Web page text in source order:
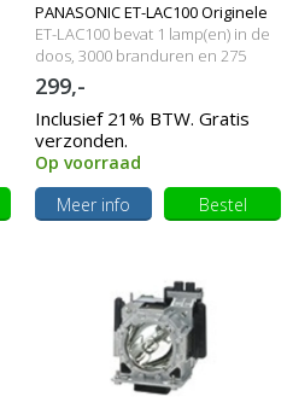
PANASONIC ET-LAC100 Originele
lampmodule
ET-LAC100 bevat 1 lamp(en) in de
doos, 3000 branduren en 275
Watt
299,-
Inclusief 21% BTW. Gratis
verzonden.
Op voorraad
Meer info
Bestel